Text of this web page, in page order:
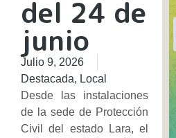
del 24 de
junio
Julio 9, 2026
Destacada, Local
Desde las instalaciones
de la sede de Protección
Civil del estado Lara, el